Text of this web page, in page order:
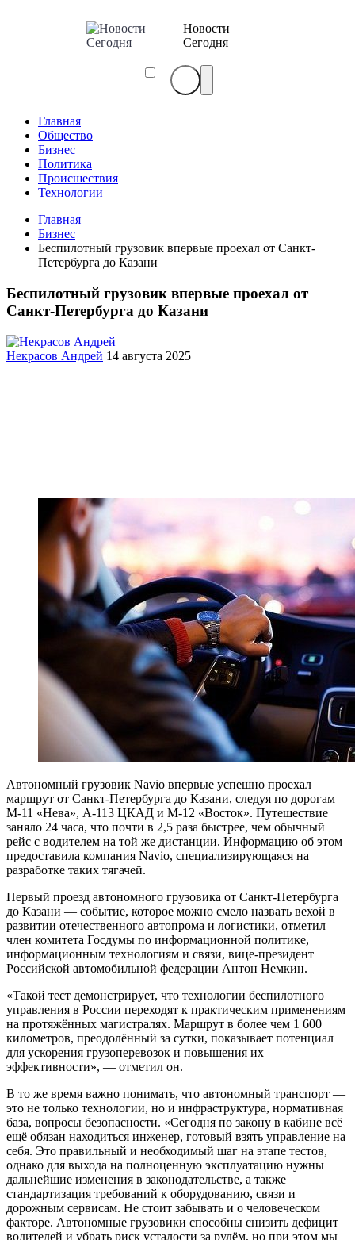
Новости
Сегодня
Главная
Общество
Бизнес
Политика
Происшествия
Технологии
Главная
Бизнес
Беспилотный грузовик впервые проехал от Санкт-
Петербурга до Казани
Беспилотный грузовик впервые проехал от
Санкт-Петербурга до Казани
Некрасов Андрей 14 августа 2025
Автономный грузовик Navio впервые успешно проехал
маршрут от Санкт-Петербурга до Казани, следуя по дорогам
М-11 «Нева», А-113 ЦКАД и М-12 «Восток». Путешествие
заняло 24 часа, что почти в 2,5 раза быстрее, чем обычный
рейс с водителем на той же дистанции. Информацию об этом
предоставила компания Navio, специализирующаяся на
разработке таких тягачей.
Первый проезд автономного грузовика от Санкт-Петербурга
до Казани — событие, которое можно смело назвать вехой в
развитии отечественного автопрома и логистики, отметил
член комитета Госдумы по информационной политике,
информационным технологиям и связи, вице-президент
Российской автомобильной федерации Антон Немкин.
«Такой тест демонстрирует, что технологии беспилотного
управления в России переходят к практическим применениям
на протяжённых магистралях. Маршрут в более чем 1 600
километров, преодолённый за сутки, показывает потенциал
для ускорения грузоперевозок и повышения их
эффективности», — отметил он.
В то же время важно понимать, что автономный транспорт —
это не только технологии, но и инфраструктура, нормативная
база, вопросы безопасности. «Сегодня по закону в кабине всё
ещё обязан находиться инженер, готовый взять управление на
себя. Это правильный и необходимый шаг на этапе тестов,
однако для выхода на полноценную эксплуатацию нужны
дальнейшие изменения в законодательстве, а также
стандартизация требований к оборудованию, связи и
дорожным сервисам. Не стоит забывать и о человеческом
факторе. Автономные грузовики способны снизить дефицит
водителей и убрать риск усталости за рулём, но при этом мы